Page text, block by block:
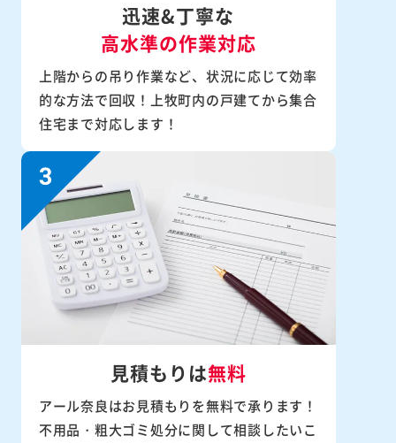
迅速&丁寧な
高水準の作業対応
上階からの吊り作業など、状況に応じて効率
的な方法で回収！上牧町内の戸建てから集合
住宅まで対応します！
見積もりは無料
アール奈良はお見積もりを無料で承ります！
不用品・粗大ゴミ処分に関して相談したいこ